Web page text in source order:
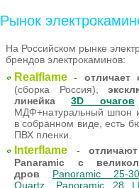
Рынок
На Российском рынке
брендов электрокаминов:
Realflame - отличает
(сборка Россия),
линейка3D очагов
МДФ+натуральный шпон и
в собранном виде, есть
ПВХ пленки.
Interflame -
Panaramic с
дров
Panoramic 25-
Quartz
Panoramic 28